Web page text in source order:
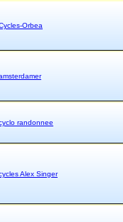
Orbea
randonnee
Alex Singer